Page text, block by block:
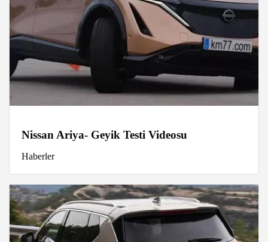
Nissan Ariya- Geyik Testi Videosu
Haberler